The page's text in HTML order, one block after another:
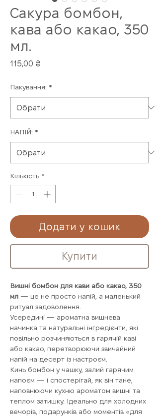
Сакура бомбон,
кава або какао, 350
мл.
115,00 ₴
Пакування: *
НАПІЙ: *
Кількість *
Додати у кошик
Купити
Вишні бомбон для кави або какао, 350
мл — це не просто напій, а маленький
ритуал задоволення.
Усередині — ароматна вишнева
начинка та натуральні інгредієнти, які
повільно розчиняються в гарячій каві
або какао, перетворюючи звичайний
напій на десерт із настроєм.
Кинь бомбон у чашку, залий гарячим
напоєм — і спостерігай, як він тане,
наповнюючи кухню ароматом вишні та
теплом затишку. Ідеально для холодних
вечорів, подарунків або моментів «для